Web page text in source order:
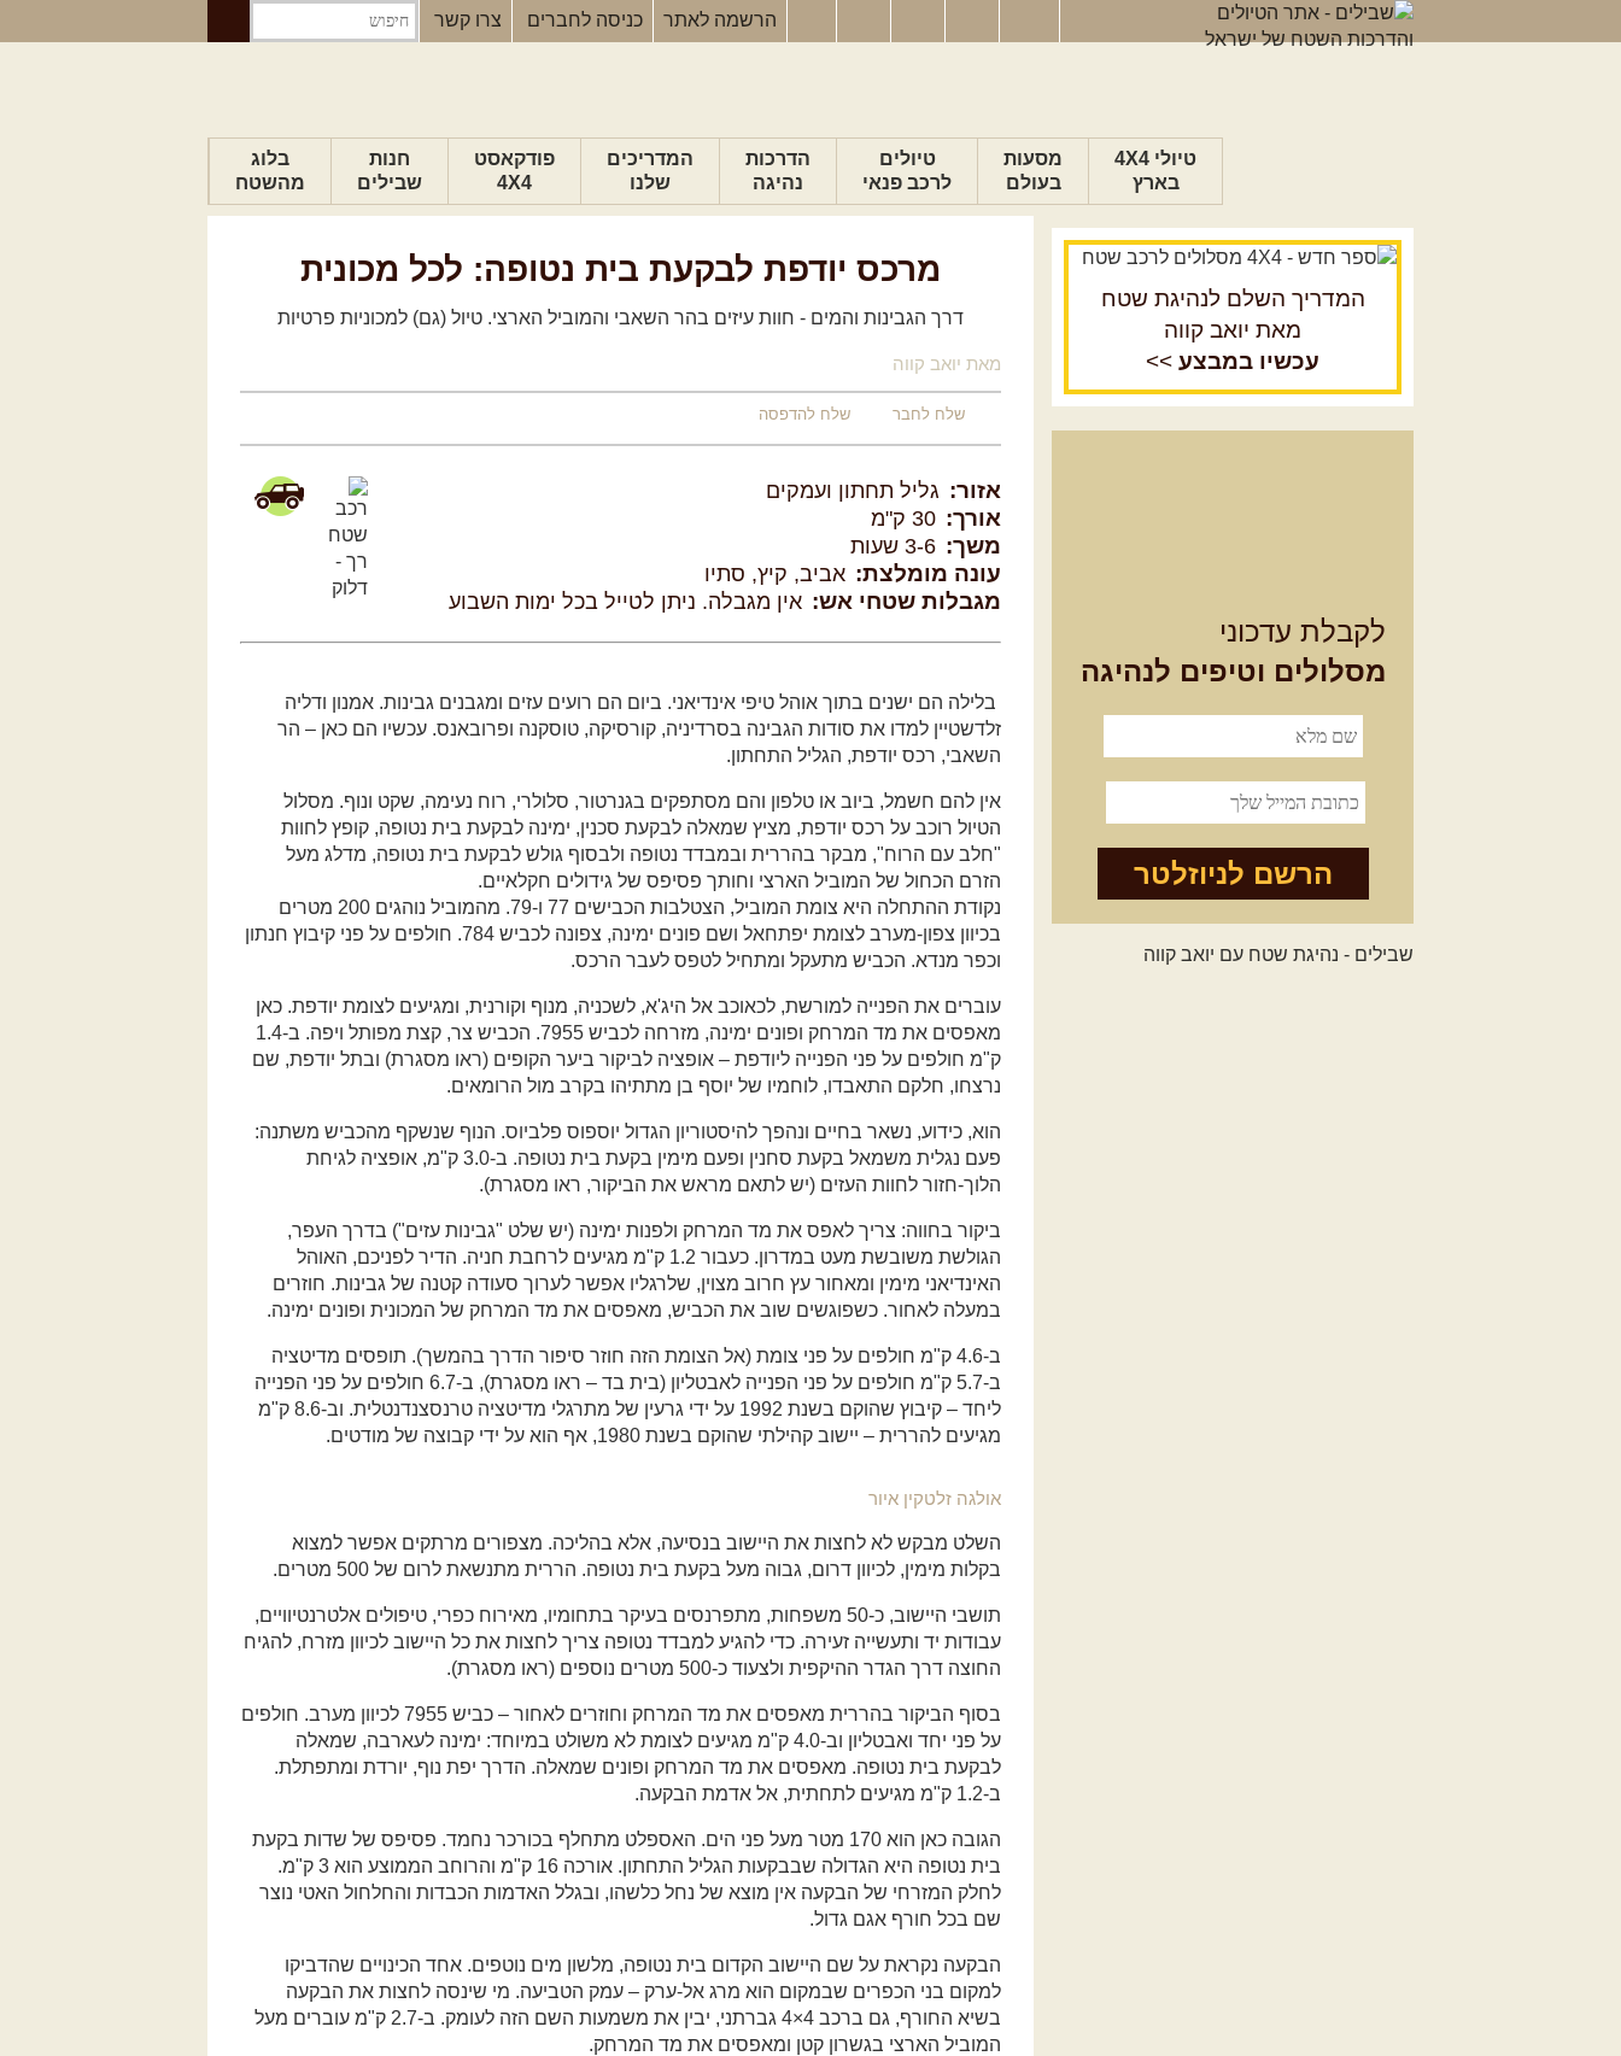
הרשמה לאתר כניסה לחברים צרו קשר
טיולי 4X4
בארץ
מסעות
בעולם
טיולים
לרכב פנאי
הדרכות
נהיגה
המדריכים
שלנו
פודקאסט
4X4
חנות
שבילים
בלוג
מהשטח
פודקאסט ג'יפאותמרכס יודפת לבקעת בית נטופה: לכל מכונית
דרך הגבינות והמים - חוות עיזים בהר השאבי והמוביל הארצי. טיול (גם) למכוניות פרטיות
מאת יואב קווה
שלח לחבר שלח להדפסה
אזור: גליל תחתון ועמקים
אורך: 30 ק"מ
משך: 3-6 שעות
עונה מומלצת: אביב, קיץ, סתיו
מגבלות שטחי אש: אין מגבלה. ניתן לטייל בכל ימות השבוע
בלילה הם ישנים בתוך אוהל טיפי אינדיאני. ביום הם רועים עזים ומגבנים גבינות. אמנון ודליה
זלדשטיין למדו את סודות הגבינה בסרדיניה, קורסיקה, טוסקנה ופרובאנס. עכשיו הם כאן – הר
השאבי, רכס יודפת, הגליל התחתון.
אין להם חשמל, ביוב או טלפון והם מסתפקים בגנרטור, סלולרי, רוח נעימה, שקט ונוף. מסלול
הטיול רוכב על רכס יודפת, מציץ שמאלה לבקעת סכנין, ימינה לבקעת בית נטופה, קופץ לחוות
"חלב עם הרוח", מבקר בהררית ובמבדד נטופה ולבסוף גולש לבקעת בית נטופה, מדלג מעל
הזרם הכחול של המוביל הארצי וחותך פסיפס של גידולים חקלאיים.
נקודת ההתחלה היא צומת המוביל, הצטלבות הכבישים 77 ו-79. מהמוביל נוהגים 200 מטרים
בכיוון צפון-מערב לצומת יפתחאל ושם פונים ימינה, צפונה לכביש 784. חולפים על פני קיבוץ חנתון
וכפר מנדא. הכביש מתעקל ומתחיל לטפס לעבר הרכס.
עוברים את הפנייה למורשת, לכאוכב אל היג'א, לשכניה, מנוף וקורנית, ומגיעים לצומת יודפת. כאן
מאפסים את מד המרחק ופונים ימינה, מזרחה לכביש 7955. הכביש צר, קצת מפותל ויפה. ב-1.4
ק"מ חולפים על פני הפנייה ליודפת – אופציה לביקור ביער הקופים (ראו מסגרת) ובתל יודפת, שם
נרצחו, חלקם התאבדו, לוחמיו של יוסף בן מתתיהו בקרב מול הרומאים.
הוא, כידוע, נשאר בחיים ונהפך להיסטוריון הגדול יוספוס פלביוס. הנוף שנשקף מהכביש משתנה:
פעם נגלית משמאל בקעת סחנין ופעם מימין בקעת בית נטופה. ב-3.0 ק"מ, אופציה לגיחת
הלוך-חזור לחוות העזים (יש לתאם מראש את הביקור, ראו מסגרת).
ביקור בחווה: צריך לאפס את מד המרחק ולפנות ימינה (יש שלט "גבינות עזים") בדרך העפר,
הגולשת משובשת מעט במדרון. כעבור 1.2 ק"מ מגיעים לרחבת חניה. הדיר לפניכם, האוהל
האינדיאני מימין ומאחור עץ חרוב מצוין, שלרגליו אפשר לערוך סעודה קטנה של גבינות. חוזרים
במעלה לאחור. כשפוגשים שוב את הכביש, מאפסים את מד המרחק של המכונית ופונים ימינה.
ב-4.6 ק"מ חולפים על פני צומת (אל הצומת הזה חוזר סיפור הדרך בהמשך). תופסים מדיטציה
ב-5.7 ק"מ חולפים על פני הפנייה לאבטליון (בית בד – ראו מסגרת), ב-6.7 חולפים על פני הפנייה
ליחד – קיבוץ שהוקם בשנת 1992 על ידי גרעין של מתרגלי מדיטציה טרנסצנדנטלית. וב-8.6 ק"מ
מגיעים להררית – יישוב קהילתי שהוקם בשנת 1980, אף הוא על ידי קבוצה של מודטים.
אולגה זלטקין איור
השלט מבקש לא לחצות את היישוב בנסיעה, אלא בהליכה. מצפורים מרתקים אפשר למצוא
בקלות מימין, לכיוון דרום, גבוה מעל בקעת בית נטופה. הררית מתנשאת לרום של 500 מטרים.
תושבי היישוב, כ-50 משפחות, מתפרנסים בעיקר בתחומיו, מאירוח כפרי, טיפולים אלטרנטיוויים,
עבודות יד ותעשייה זעירה. כדי להגיע למבדד נטופה צריך לחצות את כל היישוב לכיוון מזרח, להגיח
החוצה דרך הגדר ההיקפית ולצעוד כ-500 מטרים נוספים (ראו מסגרת).
בסוף הביקור בהררית מאפסים את מד המרחק וחוזרים לאחור – כביש 7955 לכיוון מערב. חולפים
על פני יחד ואבטליון וב-4.0 ק"מ מגיעים לצומת לא משולט במיוחד: ימינה לעארבה, שמאלה
לבקעת בית נטופה. מאפסים את מד המרחק ופונים שמאלה. הדרך יפת נוף, יורדת ומתפתלת.
ב-1.2 ק"מ מגיעים לתחתית, אל אדמת הבקעה.
הגובה כאן הוא 170 מטר מעל פני הים. האספלט מתחלף בכורכר נחמד. פסיפס של שדות בקעת
בית נטופה היא הגדולה שבבקעות הגליל התחתון. אורכה 16 ק"מ והרוחב הממוצע הוא 3 ק"מ.
לחלק המזרחי של הבקעה אין מוצא של נחל כלשהו, ובגלל האדמות הכבדות והחלחול האטי נוצר
שם בכל חורף אגם גדול.
הבקעה נקראת על שם היישוב הקדום בית נטופה, מלשון מים נוטפים. אחד הכינויים שהדביקו
למקום בני הכפרים שבמקום הוא מרג אל-ערק – עמק הטביעה. מי שינסה לחצות את הבקעה
בשיא החורף, גם ברכב 4×4 גברתני, יבין את משמעות השם הזה לעומק. ב-2.7 ק"מ עוברים מעל
המוביל הארצי בגשרון קטן ומאפסים את מד המרחק.
המדריך השלם לנהיגת שטח
מאת יואב קווה
עכשיו במבצע >>
לקבלת עדכוני
מסלולים וטיפים לנהיגה
הרשם לניוזלטר